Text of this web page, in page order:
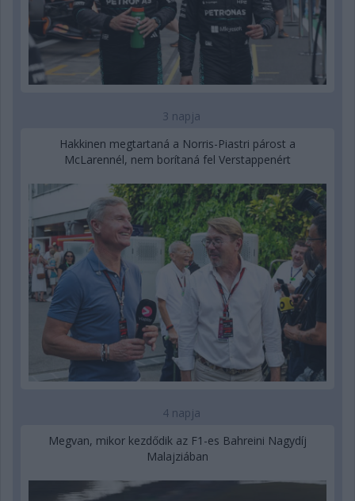
3 napja
Hakkinen megtartaná a Norris-Piastri párost a
McLarennél, nem borítaná fel Verstappenért
4 napja
Megvan, mikor kezdődik az F1-es Bahreini Nagydíj
Malajziában